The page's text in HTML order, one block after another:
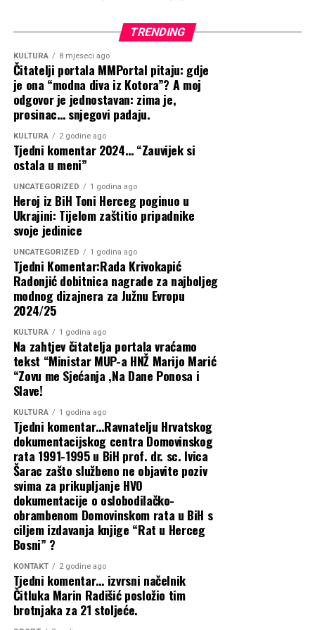
Crveni meteoalarm za Županiju
Zapadnohercegovačku, temperature i do
42 stupnja
HERCEGOVINA: Dva Air Tractora već
imala preko 240 naleta, osigurana i
dodatna…
1 kolovoza, 2026
Deseci tisuća ljudi stižu u Mokro i Široki
Brijeg, prvi kamperi su…
31 srpnja, 2026
Novi udar na džepove građana pod
krinkom ‘ekologije’: Zbog markiranja
ponovno poskupljuje…
31 srpnja, 2026
04.08.2026
Povezane vijesti
Zahvalnica Vladi HNŽ-a na potpori
održavanju športsko-edukacijskoga
kampa ”Izlazi vani”
Oštra osuda predsjednice Buhač nakon
skrnavljenja crkvenoga prostora i
vjerskoga znamenja u Međugorju
Sjednica Vlade HNŽ-a nije održana zbog
neobrazloženoga izostanka ministara iz
SDA i SDP-a
Buhač, Bevanda i Radišić obišli novo
cestovno raskružje Kaktus u Čitluku
Predsjednica Buhač ugostila rukovodstvo
i uspješne plivače SPK Zrinjski Mostar
Predsjednica Buhač pokroviteljica
odlaska mostarskih gimnazijalaca na
Međunarodnu olimpijadu u Kazahstan
TRENDING
KULTURA 8 mjeseci ago
Čitatelji portala MMPortal pitaju: gdje
je ona “modna diva iz Kotora”? A moj
odgovor je jednostavan: zima je,
prosinac… snjegovi padaju.
KULTURA 2 godine ago
Tjedni komentar 2024… “Zauvijek si
ostala u meni”
UNCATEGORIZED 1 godina ago
Heroj iz BiH Toni Herceg poginuo u
Ukrajini: Tijelom zaštitio pripadnike
svoje jedinice
UNCATEGORIZED 1 godina ago
Tjedni Komentar:Rada Krivokapić
Radonjić dobitnica nagrade za najboljeg
modnog dizajnera za Južnu Evropu
2024/25
KULTURA 1 godina ago
Na zahtjev čitatelja portala vraćamo
tekst “Ministar MUP-a HNŽ Marijo Marić
“Zovu me Sjećanja ,Na Dane Ponosa i
Slave!
KULTURA 1 godina ago
Tjedni komentar…Ravnatelju Hrvatskog
dokumentacijskog centra Domovinskog
rata 1991-1995 u BiH prof. dr. sc. Ivica
Šarac zašto službeno ne objavite poziv
svima za prikupljanje HVO
dokumentacije o oslobodilačko-
obrambenom Domovinskom rata u BiH s
ciljem izdavanja knjige “Rat u Herceg
Bosni” ?
KONTAKT 2 godine ago
Tjedni komentar… izvrsni načelnik
Čitluka Marin Radišić posložio tim
brotnjaka za 21 stoljeće.